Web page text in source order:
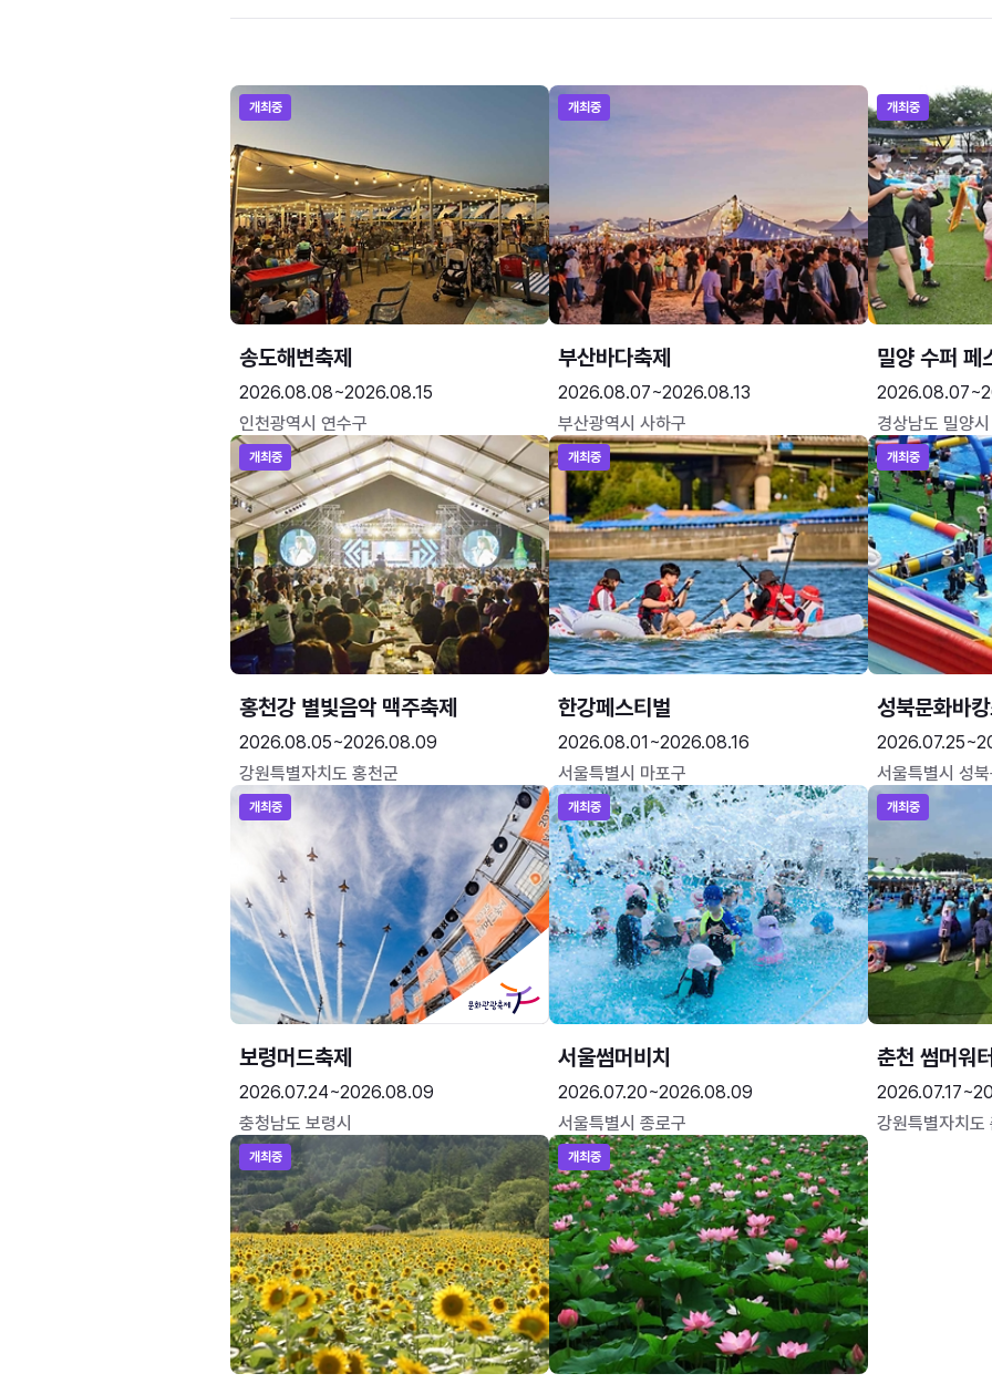
개최중
송도해변축제
2026.08.08~2026.08.15
인천광역시 연수구
개최중
부산바다축제
2026.08.07~2026.08.13
부산광역시 사하구
개최중
밀양 수퍼 페
경상남도 밀양시
개최중
홍천강 별빛음악 맥주축제
2026.08.05~2026.08.09
강원특별자치도 홍천군
개최중
한강페스티벌
2026.08.01~2026.08.16
서울특별시 마포구
개최중
성북문화바
서울특별시 성
개최중
보령머드축제
2026.07.24~2026.08.09
충청남도 보령시
개최중
서울썸머비치
2026.07.20~2026.08.09
서울특별시 종로구
개최중
춘천 썸머워
강원특별자치도
개최중 개최중